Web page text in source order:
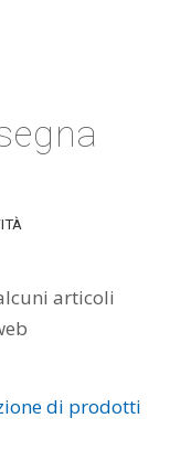
articoli
di prodotti